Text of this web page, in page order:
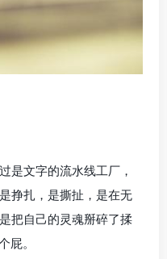
是文字的流水线工厂，
挣扎，是撕扯，是在无
把自己的灵魂掰碎了揉
屁。